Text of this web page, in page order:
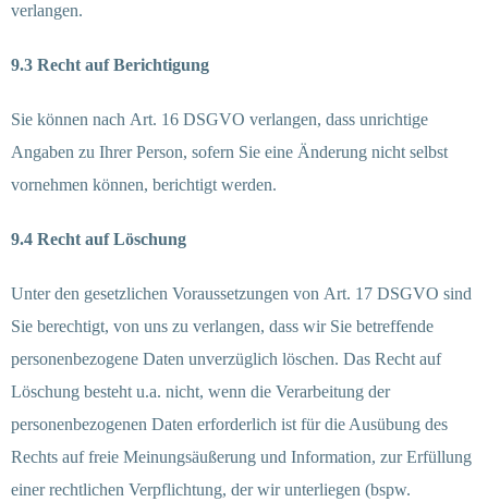
verlangen.
9.3 Recht auf Berichtigung
Sie können nach Art. 16 DSGVO verlangen, dass unrichtige
Angaben zu Ihrer Person, sofern Sie eine Änderung nicht selbst
vornehmen können, berichtigt werden.
9.4 Recht auf Löschung
Unter den gesetzlichen Voraussetzungen von Art. 17 DSGVO sind
Sie berechtigt, von uns zu verlangen, dass wir Sie betreffende
personenbezogene Daten unverzüglich löschen. Das Recht auf
Löschung besteht u.a. nicht, wenn die Verarbeitung der
personenbezogenen Daten erforderlich ist für die Ausübung des
Rechts auf freie Meinungsäußerung und Information, zur Erfüllung
einer rechtlichen Verpflichtung, der wir unterliegen (bspw.